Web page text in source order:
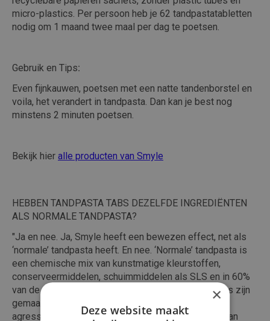
micro-plastics. Per persoon heb je 62 tandpastatabletten
nodig om 1 maand twee maal per dag te poetsen.
Gebruik en Tips:
Even fijnkauwen, poetsen met een natte tandenborstel en
voila, het verandert in tandpasta. Dan kan je best nog
minstens 2 minuten poetsen.
Bekijk hier alle producten van Smyle
HEBBEN TANDPASTA TABS DEZELFDE INGREDIËNTEN
ALS NORMALE TANDPASTA?
"Ja en nee. Ja, Smyle heeft een bewezen effect, net als
‘normale’ tandpasta heeft. En nee. ‘Normale’ tandpasta is
een chemische mix van kunstmatige kleurstoffen,
conserveermiddelen, schuimmiddelen als SLS en in 60%
van de gevallen microplastics… Onze tandpasta tabs zijn
gemaakt van alleen natuurlijke ingrediënten, vrij van
agressieve chemicaliën, vrij van microplastics, vrij van
×
Deze website maakt